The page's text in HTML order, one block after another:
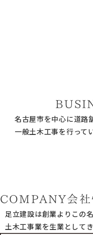
名古屋市を中心に道路
一般土木工事を行って
COMPANY会
足立建設は創業よりこの
土木工事業を生業としてき